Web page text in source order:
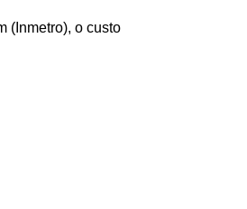
(Inmetro), o custo